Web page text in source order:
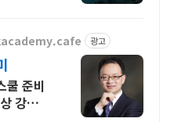
광고
쿨 준비
강의